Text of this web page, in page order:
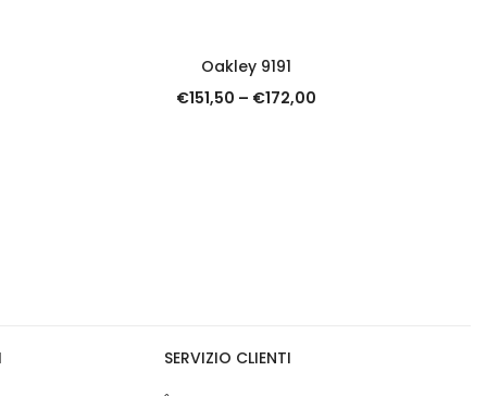
Oakley 9191
€151,50 – €172,00
SERVIZIO CLIENTI